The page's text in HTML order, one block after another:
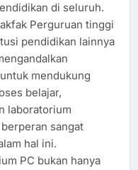
di seluruh.
Perguruan tinggi
pendidikan lainnya
mendukung
belajar,
laboratorium
sangat
hal ini.
PC bukan hanya